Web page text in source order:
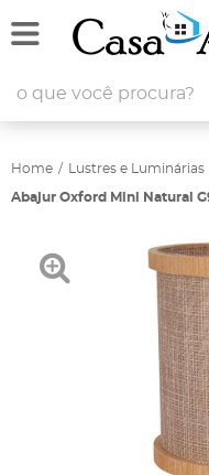
Home Lustres e Luminárias
Abajur Oxford Mini Natural